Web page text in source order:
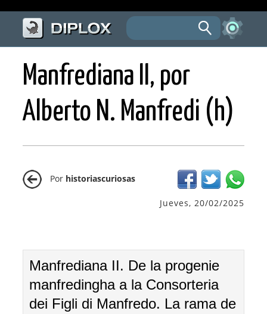
Manfrediana II, por
Alberto N. Manfredi (h)
Por historiascuriosas
Jueves, 20/02/2025
Manfrediana II. De la progenie
manfredingha a la Consorteria
dei Figli di Manfredo. La rama de